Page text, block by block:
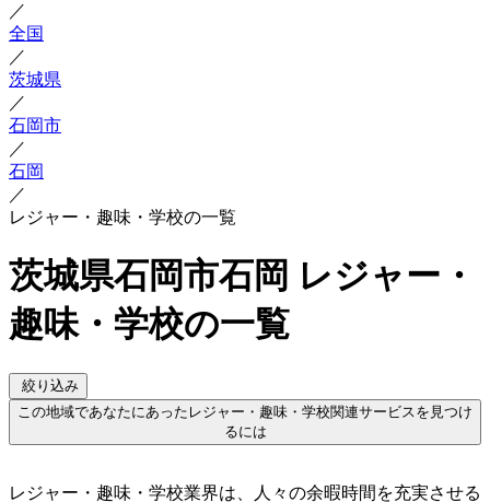
／
全国
／
茨城県
／
石岡市
／
石岡
／
レジャー・趣味・学校の一覧
茨城県石岡市石岡 レジャー・
趣味・学校の一覧
絞り込み
この地域であなたにあったレジャー・趣味・学校関連サービスを見つけ
るには
レジャー・趣味・学校業界は、人々の余暇時間を充実させる